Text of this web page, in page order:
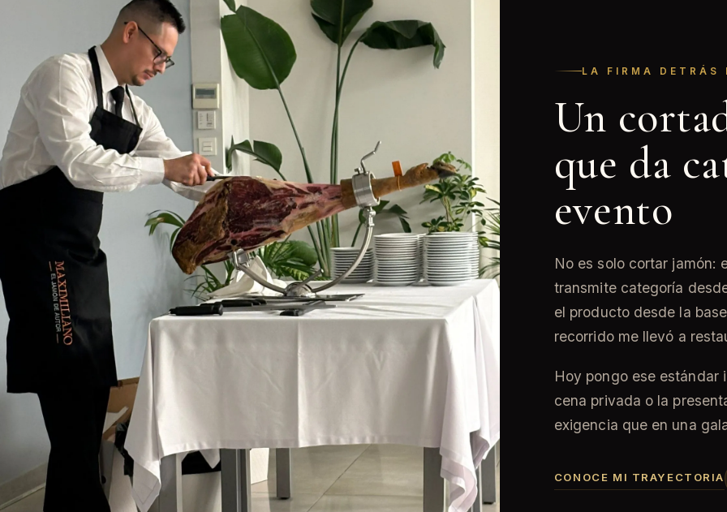
LA FIRMA DETRÁS
Un
que da
evento
No es solo cortar jamón:
transmite categoría
el producto desde la
recorrido me llevó a
Hoy pongo ese estándar
cena privada o la
exigencia que en una
CONOCE MI TRAYECTORIA